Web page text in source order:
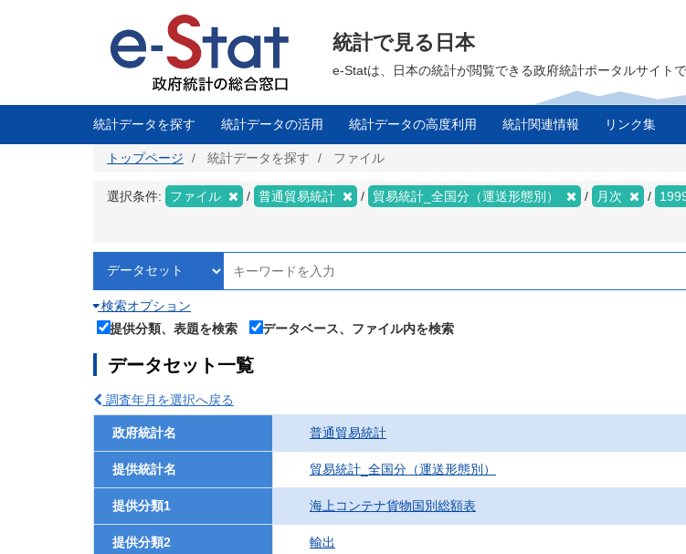
に
統計で見る日本
e-Statは、日本の統計が閲覧できる政府統計ポータルサイト
統計データを探す 統計データの活用 統計データの高度利用 統計関連情報 リンク集
トップページ 統計データを探す ファイル
選択条件: ファイル 普通貿易統計 貿易統計_全国分（運送形態別） 月次
検索オプション
提供分類、表題を検索
データベース、ファイル内を検索
データセット一覧
調査年月を選択へ戻る
政府統計名 普通貿易統計
提供統計名 貿易統計_全国分（運送形態別）
提供分類1 海上コンテナ貨物国別総額表
提供分類2 輸出